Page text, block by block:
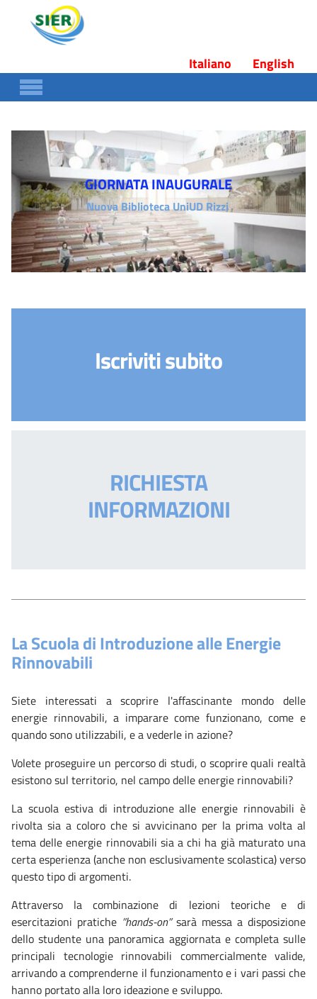
Skip to main content
Italiano English
GIORNATA INAUGURALE
Nuova Biblioteca UniUD Rizzi
Iscriviti subito
RICHIESTA
INFORMAZIONI
La Scuola di Introduzione alle Energie
Rinnovabili
Siete interessati a scoprire l'affascinante mondo delle
energie rinnovabili, a imparare come funzionano, come e
quando sono utilizzabili, e a vederle in azione?
Volete proseguire un percorso di studi, o scoprire quali realtà
esistono sul territorio, nel campo delle energie rinnovabili?
La scuola estiva di introduzione alle energie rinnovabili è
rivolta sia a coloro che si avvicinano per la prima volta al
tema delle energie rinnovabili sia a chi ha già maturato una
certa esperienza (anche non esclusivamente scolastica) verso
questo tipo di argomenti.
Attraverso la combinazione di lezioni teoriche e di
esercitazioni pratiche ”hands-on”sarà messa a disposizione
dello studente una panoramica aggiornata e completa sulle
principali tecnologie rinnovabili commercialmente valide,
arrivando a comprenderne il funzionamento e i vari passi che
hanno portato alla loro ideazione e sviluppo.